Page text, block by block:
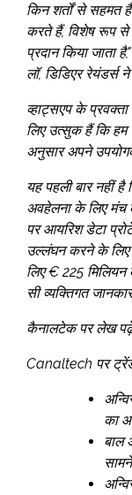
किन शर्तों से सहमत
करते हैं, विशेष रूप से
प्रदान किया जाता
लॉ, डिडिएर रेयंडर्स
व्हाट्सएप के
लिए उत्सुक हैं कि हम
अनुसार अपने
यह पहली बार नहीं है
अवहेलना के लिए मंच
पर आयरिश डेटा
उल्लंघन करने के लिए
लिए € 225 मिलियन
सी व्यक्तिगत
कैनालटेक पर लेख
Canaltech पर
का
बाल